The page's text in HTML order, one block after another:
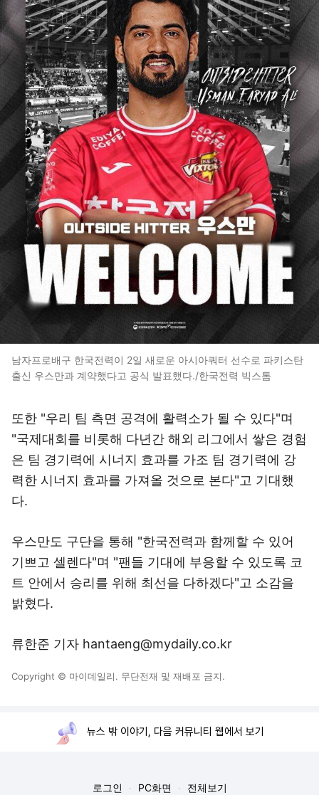
남자프로배구 한국전력이 2일 새로운 아시아쿼터 선수로 파키스탄
출신 우스만과 계약했다고 공식 발표했다./한국전력 빅스톰
또한 "우리 팀 측면 공격에 활력소가 될 수 있다"며
"국제대회를 비롯해 다년간 해외 리그에서 쌓은 경험
은 팀 경기력에 시너지 효과를 가조 팀 경기력에 강
력한 시너지 효과를 가져올 것으로 본다"고 기대했
다.
우스만도 구단을 통해 "한국전력과 함께할 수 있어
기쁘고 셀렌다"며 "팬들 기대에 부응할 수 있도록 코
트 안에서 승리를 위해 최선을 다하겠다"고 소감을
밝혔다.
류한준 기자 hantaeng@mydaily.co.kr
Copyright © 마이데일리. 무단전재 및 재배포 금지.
뉴스 밖 이야기, 다음 커뮤니티 웹에서 보기
로그인 PC화면 전체보기